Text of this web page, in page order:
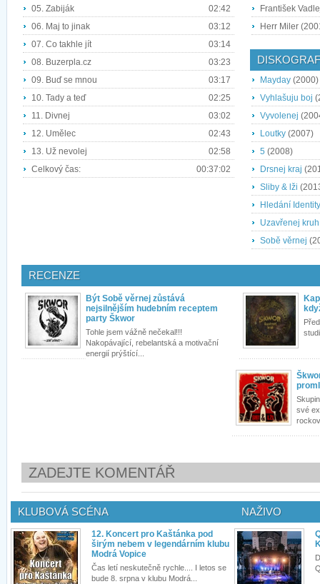
05. Zabiják
02:42
06. Maj to jinak
03:12
07. Co takhle jít
03:14
08. Buzerpla.cz
03:23
09. Buď se mnou
03:17
10. Tady a teď
02:25
11. Divnej
03:02
12. Umělec
02:43
13. Už nevolej
02:58
Celkový čas:
00:37:02
František
Herr Miler
Mayday (2000)
Vyhlašuju boj
Vyvolenej
Loutky (2007)
5 (2008)
Drsnej kraj
Sliby & lži
Hledání Identity
Uzavřenej kruh
Sobě věrnej
RECENZE
Být Sobě věrnej zůstává
nejsilnějším hudebním receptem
party Škwor
Tohle jsem vážně nečekal!!!
Nakopávající, rebelantská a motivační
energií prýštící...
své
ZADEJTE KOMENTÁŘ
KLUBOVÁ SCÉNA
12. Koncert pro Kaštánka pod
širým nebem v legendárním klubu
Modrá Vopice
Čas letí neskutečně rychle.... I letos se
bude 8. srpna v klubu Modrá...
NAŽIVO